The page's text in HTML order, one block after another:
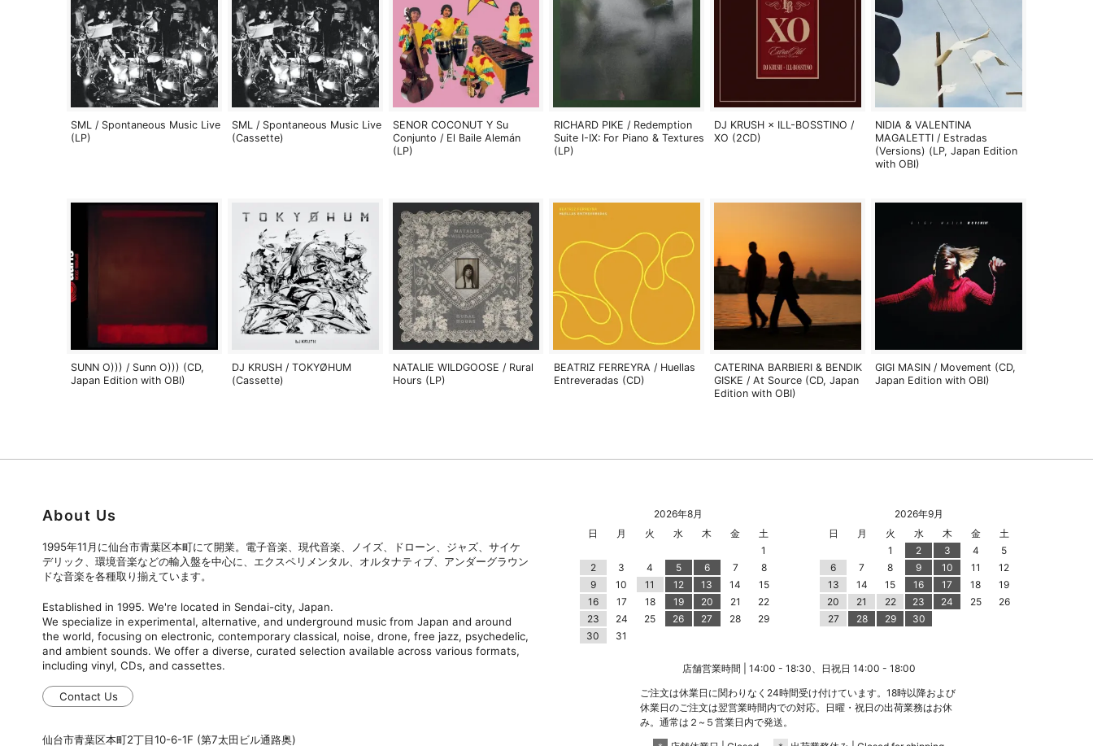
SML / Spontaneous Music Live
(LP)
SML / Spontaneous Music Live
(Cassette)
SENOR COCONUT Y Su
Conjunto / El Baile Alemán
(LP)
RICHARD PIKE / Redemption
Suite I-IX: For Piano & Textures
(LP)
DJ KRUSH × ILL-BOSSTINO /
XO (2CD)
NIDIA & VALENTINA
MAGALETTI / Estradas
(Versions) (LP, Japan Edition
with OBI)
SUNN O))) / Sunn O))) (CD,
Japan Edition with OBI)
DJ KRUSH / TOKYØHUM
(Cassette)
NATALIE WILDGOOSE / Rural
Hours (LP)
BEATRIZ FERREYRA / Huellas
Entreveradas (CD)
CATERINA BARBIERI & BENDIK
GISKE / At Source (CD, Japan
Edition with OBI)
GIGI MASIN / Movement (CD,
Japan Edition with OBI)
About Us
1995年11月に仙台市青葉区本町にて開業。電子音楽、現代音楽、ノイズ、ドローン、ジャズ、サイケ
デリック、環境音楽などの輸入盤を中心に、エクスペリメンタル、オルタナティブ、アンダーグラウン
ドな音楽を各種取り揃えています。
Established in 1995. We're located in Sendai-city, Japan.
We specialize in experimental, alternative, and underground music from Japan and around
the world, focusing on electronic, contemporary classical, noise, drone, free jazz, psychedelic,
and ambient sounds. We offer a diverse, curated selection available across various formats,
including vinyl, CDs, and cassettes.
Contact Us
仙台市青葉区本町2丁目10-6-1F (第7太田ビル通路奥)
2026年8月
日
月 火 水 木 金
土
1
2
3 4 5 6 7
8
9
10 11 12 13 14
15
16
17 18 19 20 21
22
23
24 25 26 27 28
29
30
31
2026年9月
日
月 火 水 木 金
土
1
2 3 4
5
6
7 8 9 10 11
12
13
14 15 16 17 18
19
20
21 22 23 24 25
26
27
28 29 30
店舗営業時間 | 14:00 - 18:30、日祝日 14:00 - 18:00
ご注文は休業日に関わりなく24時間受け付けています。18時以降および
休業日のご注文は翌営業時間内での対応。日曜・祝日の出荷業務はお休
み。通常は２~５営業日内で発送。